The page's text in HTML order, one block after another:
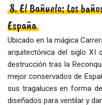
8. El Bañuelo: Los
España
Ubicado en la mágica
arquitectónica del siglo XI
destrucción tras la
mejor conservados de
sus tragaluces en forma
diseñados para ventilar y